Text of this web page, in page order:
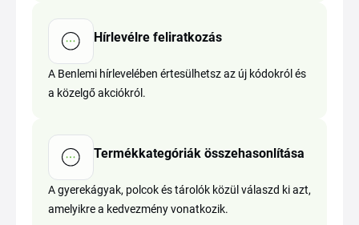
Hírlevélre feliratkozás
A Benlemi hírlevelében értesülhetsz az új kódokról és
a közelgő akciókról.
Termékkategóriák összehasonlítása
A gyerekágyak, polcok és tárolók közül válaszd ki azt,
amelyikre a kedvezmény vonatkozik.